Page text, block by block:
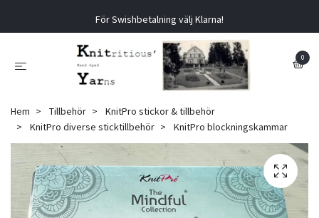
För Swishbetalning välj Klarna!
0
Hem Tillbehör
KnitPro stickor & tillbehör
KnitPro diverse sticktillbehör
KnitPro blockningskammar